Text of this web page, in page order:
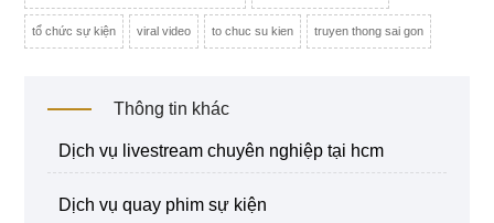
tổ chức sự kiện viral video to chuc su kien truyen thong sai gon
Thông tin khác
dịch vụ livestream chuyên nghiệp tại hcm
dịch vụ quay phim sự kiện